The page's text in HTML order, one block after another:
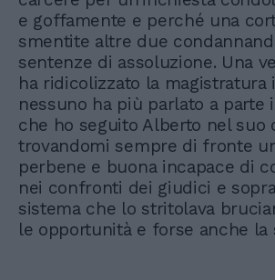
e goffamente e perché una
smentite altre due
sentenze di assoluzione. Una
ha ridicolizzato la magistratura
nessuno ha più parlato a parte
che ho seguito Alberto nel suo
trovandomi sempre di fronte
perbene e buona incapace di
nei confronti dei giudici e
sistema che lo stritolava
le opportunità e forse anche la